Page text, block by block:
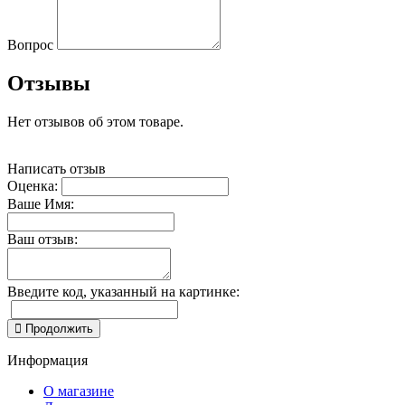
Вопрос
Отзывы
Нет отзывов об этом товаре.
Написать отзыв
Оценка:
Ваше Имя:
Ваш отзыв:
Введите код, указанный на картинке:
Продолжить
Информация
О магазине